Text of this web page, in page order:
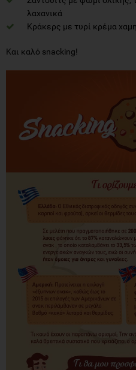
λαχανικά
Κράκερς με τυρί κρέμα
Και καλό snacking!